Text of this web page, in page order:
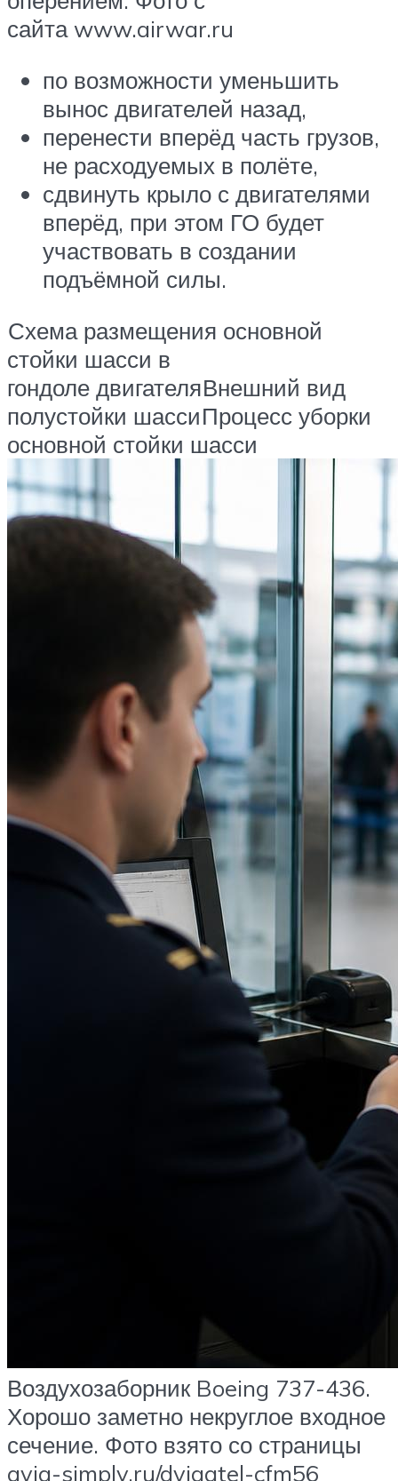
сайта www.airwar.ru
по возможности уменьшить
вынос двигателей назад,
перенести вперёд часть грузов,
не расходуемых в полёте,
сдвинуть крыло с двигателями
вперёд, при этом ГО будет
участвовать в создании
подъёмной силы.
Схема размещения основной
стойки шасси в
гондоле двигателяВнешний вид
полустойки шассиПроцесс уборки
основной стойки шасси
Воздухозаборник Boeing 737-436.
Хорошо заметно некруглое входное
сечение. Фото взято со страницы
avia-simply.ru/dvigatel-cfm56